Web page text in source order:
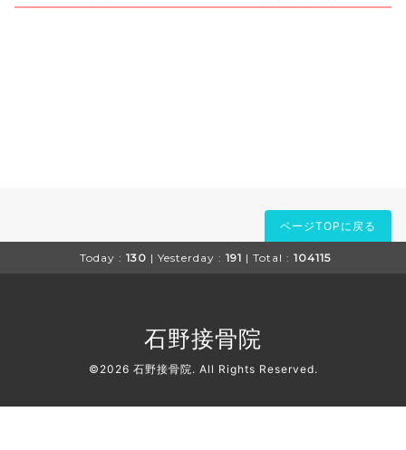
ページTOPに戻る
Today : 130 | Yesterday : 191 | Total : 104115
石野接骨院
©2026 石野接骨院. All Rights Reserved.